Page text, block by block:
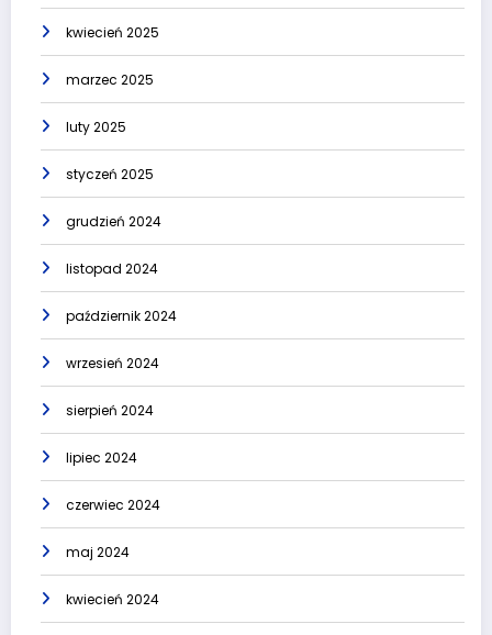
kwiecień 2025
marzec 2025
luty 2025
styczeń 2025
grudzień 2024
listopad 2024
październik 2024
wrzesień 2024
sierpień 2024
lipiec 2024
czerwiec 2024
maj 2024
kwiecień 2024